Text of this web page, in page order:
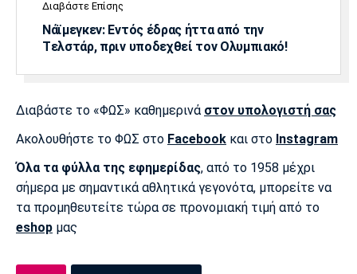
Διαβάστε Επίσης
Νάϊμεγκεν: Εντός έδρας ήττα από την
Tελστάρ, πριν υποδεχθεί τον Ολυμπιακό!
Διαβάστε το «ΦΩΣ» καθημερινά στον υπολογιστή σας
Ακολουθήστε το ΦΩΣ στο Facebook και στο Instagram
Όλα τα φύλλα της εφημερίδας, από το 1958 μέχρι
σήμερα με σημαντικά αθλητικά γεγονότα, μπορείτε να
τα προμηθευτείτε τώρα σε προνομιακή τιμή από το
eshop μας